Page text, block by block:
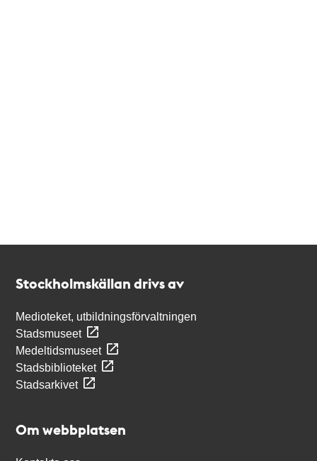
Stockholmskällan drivs av
Medioteket, utbildningsförvaltningen
Stadsmuseet
Medeltidsmuseet
Stadsbiblioteket
Stadsarkivet
Om webbplatsen